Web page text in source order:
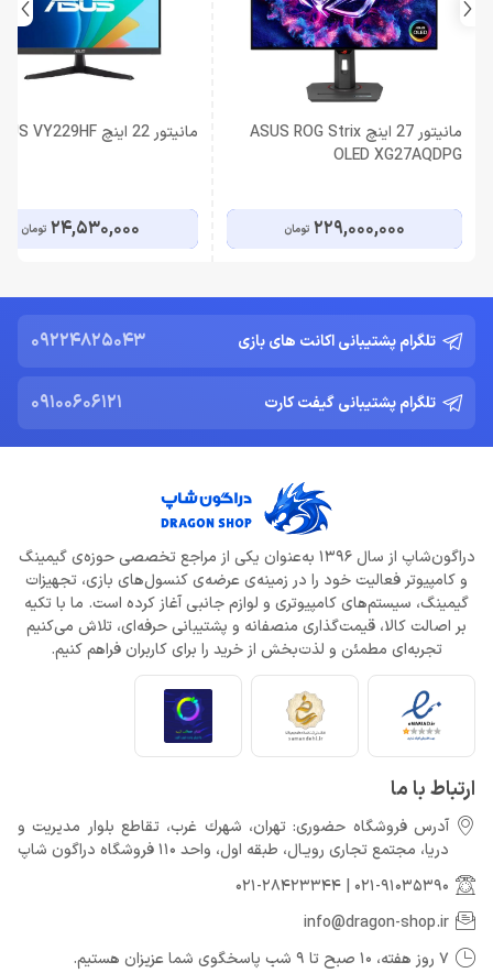
مانیتور 27 اینچ ASUS ROG Strix
OLED XG27AQDPG
229,000,000 تومان
مانیتور 22 اینچ ASUS VY229HF
24,530,000 تومان
تلگرام پشتیبانی اکانت های بازی 09224825043
تلگرام پشتیبانی گیفت کارت 09100606121
دراگون‌شاپ از سال 1396 به‌عنوان یکی از مراجع تخصصی حوزه‌ی گیمینگ
و کامپیوتر فعالیت خود را در زمینه‌ی عرضه‌ی کنسول‌های بازی، تجهیزات
گیمینگ، سیستم‌های کامپیوتری و لوازم جانبی آغاز کرده است. ما با تکیه
بر اصالت کالا، قیمت‌گذاری منصفانه و پشتیبانی حرفه‌ای، تلاش می‌کنیم
تجربه‌ای مطمئن و لذت‌بخش از خرید را برای کاربران فراهم کنیم.
ارتباط با ما
آدرس فروشگاه حضوری: تهران، شهرك غرب، تقاطع بلوار مدیریت و
دريا، مجتمع تجارى رويـال، طبقه اول، واحد 110 فروشگاه دراگون شاپ
021-91035390
021-28423344
info@dragon-shop.ir
7 روز هفته، 10 صبح تا 9 شب پاسخگوی شما عزیزان هستیم.